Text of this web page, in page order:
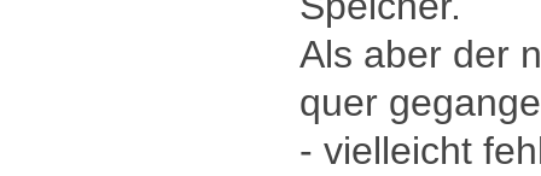
Als aber der
quer
- vielleicht